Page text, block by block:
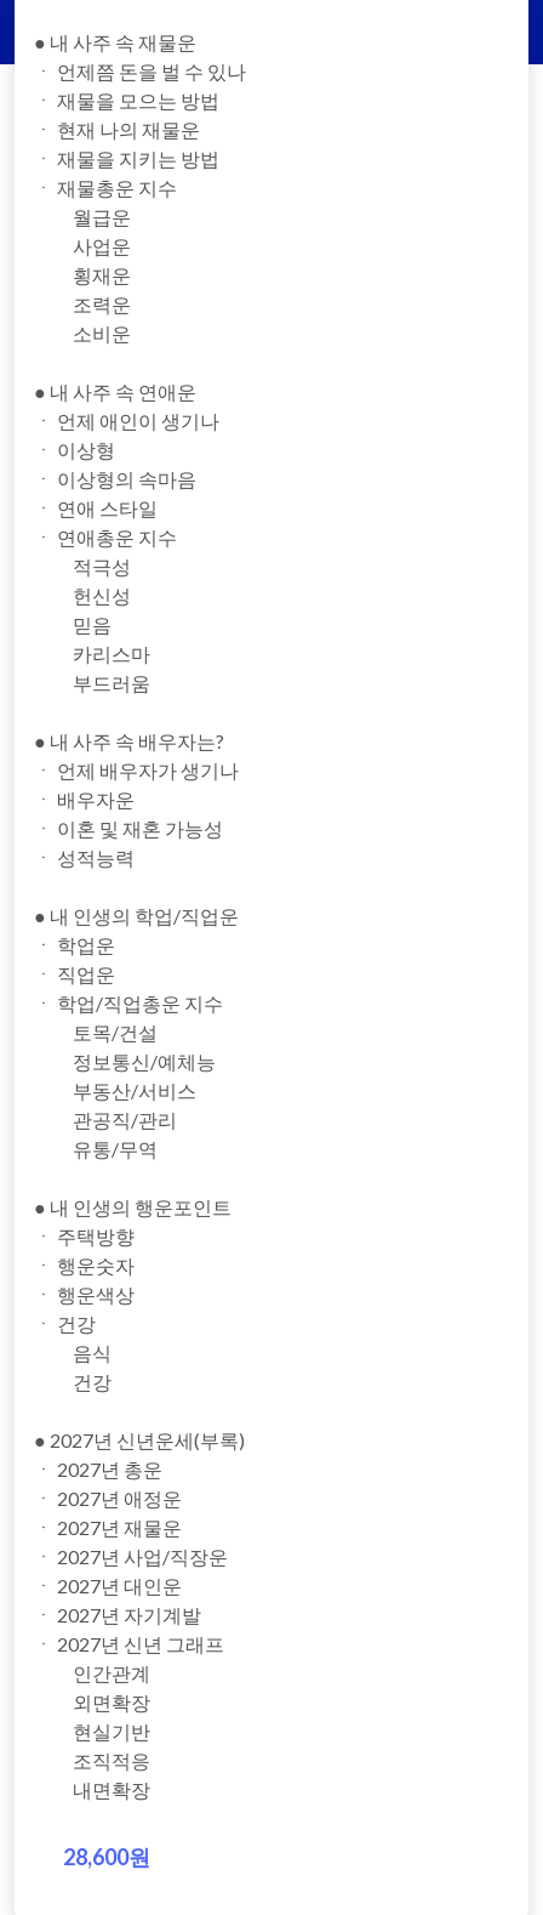
● 내 사주 속 재물운
ㆍ 언제쯤 돈을 벌 수 있나
ㆍ 재물을 모으는 방법
ㆍ 현재 나의 재물운
ㆍ 재물을 지키는 방법
ㆍ 재물총운 지수
월급운
사업운
횡재운
조력운
소비운
● 내 사주 속 연애운
ㆍ 언제 애인이 생기나
ㆍ 이상형
ㆍ 이상형의 속마음
ㆍ 연애 스타일
ㆍ 연애총운 지수
적극성
헌신성
믿음
카리스마
부드러움
● 내 사주 속 배우자는?
ㆍ 언제 배우자가 생기나
ㆍ 배우자운
ㆍ 이혼 및 재혼 가능성
ㆍ 성적능력
● 내 인생의 학업/직업운
ㆍ 학업운
ㆍ 직업운
ㆍ 학업/직업총운 지수
토목/건설
정보통신/예체능
부동산/서비스
관공직/관리
유통/무역
● 내 인생의 행운포인트
ㆍ 주택방향
ㆍ 행운숫자
ㆍ 행운색상
ㆍ 건강
음식
건강
● 2027년 신년운세(부록)
ㆍ 2027년 총운
ㆍ 2027년 애정운
ㆍ 2027년 재물운
ㆍ 2027년 사업/직장운
ㆍ 2027년 대인운
ㆍ 2027년 자기계발
ㆍ 2027년 신년 그래프
인간관계
외면확장
현실기반
조직적응
내면확장
28,600원